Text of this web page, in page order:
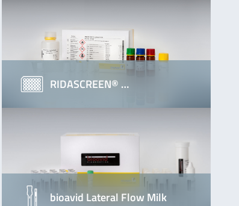
RIDASCREEN® …
bioavid Lateral Flow Milk